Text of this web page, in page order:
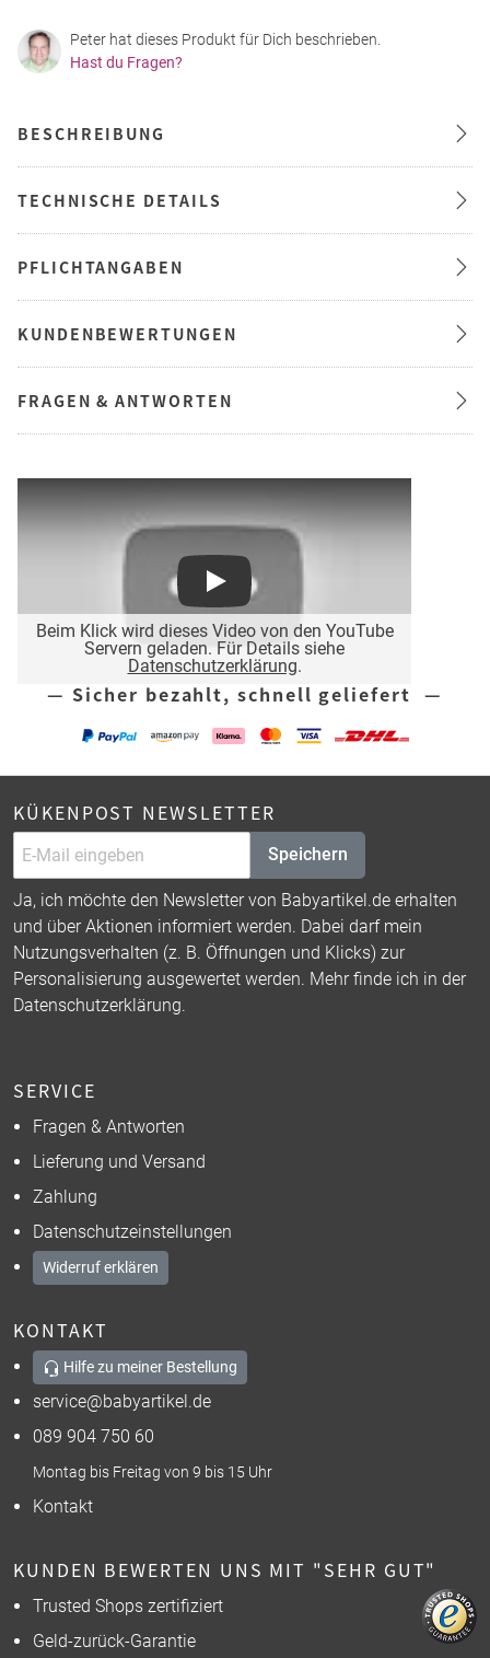
Peter hat dieses Produkt für Dich beschrieben.
Hast du Fragen?
BESCHREIBUNG
TECHNISCHE DETAILS
PFLICHTANGABEN
KUNDENBEWERTUNGEN
FRAGEN & ANTWORTEN
Beim Klick wird dieses Video von den YouTube
Servern geladen. Für Details siehe
Datenschutzerklärung.
Play
— Sicher bezahlt, schnell geliefert —
KÜKENPOST NEWSLETTER
Speichern
Ja, ich möchte den Newsletter von Babyartikel.de erhalten
und über Aktionen informiert werden. Dabei darf mein
Nutzungsverhalten (z. B. Öffnungen und Klicks) zur
Personalisierung ausgewertet werden. Mehr finde ich in der
Datenschutzerklärung.
SERVICE
Fragen & Antworten
Lieferung und Versand
Zahlung
Datenschutzeinstellungen
Widerruf erklären
KONTAKT
Hilfe zu meiner Bestellung
service@babyartikel.de
089 904 750 60
Montag bis Freitag von 9 bis 15 Uhr
Kontakt
KUNDEN BEWERTEN UNS MIT "SEHR GUT"
Trusted Shops zertifiziert
Geld-zurück-Garantie